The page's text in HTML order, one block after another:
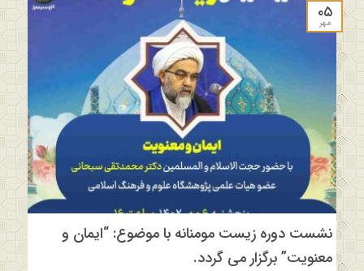
۰۵
مهر
نشست دوره زیست مومنانه با موضوع: “ایمان و
معنویت” برگزار می گردد.